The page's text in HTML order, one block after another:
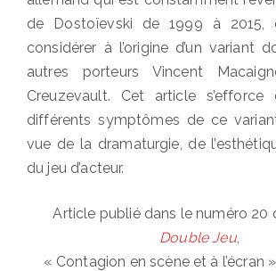
de Dostoïevski de 1999 à 2015,
considérer à l’origine d’un variant
autres porteurs Vincent
Creuzevault. Cet article s’efforce
différents symptômes de ce
vue de la dramaturgie, de
du jeu d’acteur.
Article publié dans le numéro 20
Double Jeu,
« Contagion en scène et à l’écran